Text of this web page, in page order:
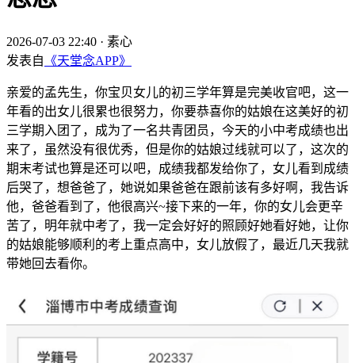
2026-07-03 22:40 · 素心
发表自 《天堂念APP》
亲爱的孟先生，你宝贝女儿的初三学年算是完美收官吧，这一
年看的出女儿很累也很努力，你要恭喜你的姑娘在这美好的初
三学期入团了，成为了一名共青团员，今天的小中考成绩也出
来了，虽然没有很优秀，但是你的姑娘过线就可以了，这次的
期末考试也算是还可以吧，成绩我都发给你了，女儿看到成绩
后哭了，想爸爸了，她说如果爸爸在跟前该有多好啊，我告诉
他，爸爸看到了，他很高兴~接下来的一年，你的女儿会更辛
苦了，明年就中考了，我一定会好好的照顾好她看好她，让你
的姑娘能够顺利的考上重点高中，女儿放假了，最近几天我就
带她回去看你。